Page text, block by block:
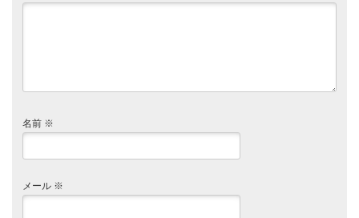
名前 ※
メール ※